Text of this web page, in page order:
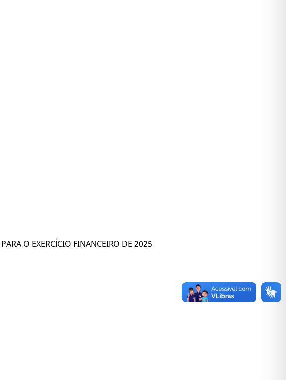
O EXERCÍCIO FINANCEIRO DE 2025